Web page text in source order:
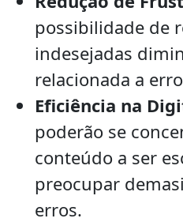
possibilidade de
indesejadas
relacionada a
Eficiência na
poderão se
conteúdo a ser
preocupar
erros.